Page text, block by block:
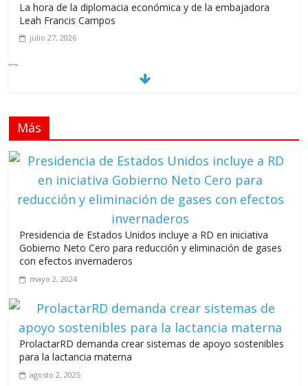
La hora de la diplomacia económica y de la embajadora
Leah Francis Campos
julio 27, 2026
Llevar los Juegos XXV Juegos Centroamericanos
y del Caribe a las plazas y parques del país
A 67 años de la gesta de Constanza,
Maimón y Estero Hondo
junio 14, 2026
Leonel Fernández y la última oportunidad de los políticos de
carrera
agosto 3, 2026
Más
Presidencia de Estados Unidos incluye a RD en iniciativa
Gobierno Neto Cero para reducción y eliminación de gases
con efectos invernaderos
mayo 2, 2024
ProlactarRD demanda crear sistemas de apoyo sostenibles
para la lactancia materna
agosto 2, 2025